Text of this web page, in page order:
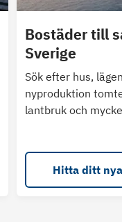
Bostäder till
Sverige
Sök efter hus,
nyproduktion
lantbruk och
Hitta ditt